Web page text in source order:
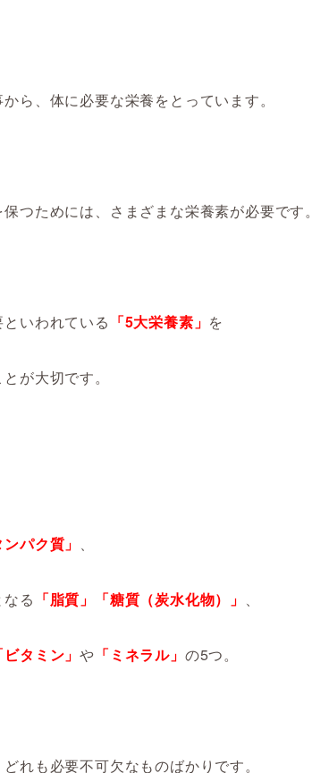
ら 、体に必要な栄養をとっています。
つためには、さまざまな栄養素が必要です。
いわれている 「5大栄養素」 を
とが大切です。
ンパク質」 、
る 「脂質」「糖質（炭水化物）」 、
ビタミン」や 「ミネラル」 の5つ。
れも必要不可欠なものばかり です。